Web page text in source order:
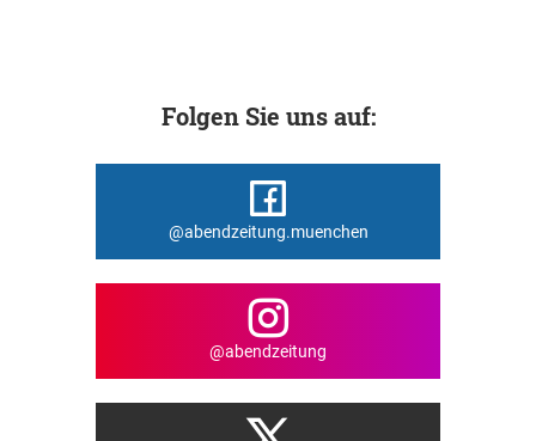
Folgen Sie uns auf:
@abendzeitung.muenchen
@abendzeitung